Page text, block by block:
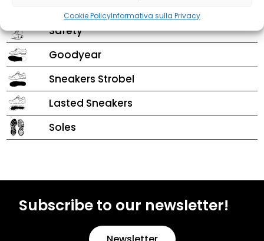
Cookie PolicyInformativa sulla Privacy
Safety
Goodyear
Sneakers Strobel
Lasted Sneakers
Soles
Subscribe to our newsletter!